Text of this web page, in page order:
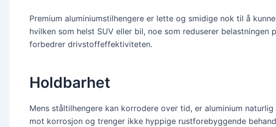
Premium aluminiumstilhengere er lette og smidige nok til å
hvilken som helst SUV eller bil, noe som reduserer belastningen
forbedrer drivstoffeffektiviteten.
Holdbarhet
Mens ståltilhengere kan korrodere over tid, er aluminium
mot korrosjon og trenger ikke hyppige rustforebyggende